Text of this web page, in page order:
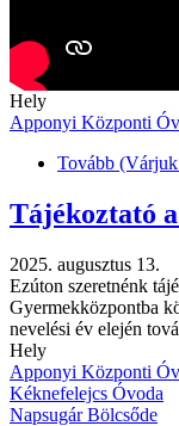
Hely
Apponyi Központi
Tovább (Várjuk
Tájékoztató
2025. augusztus 13.
Ezúton szeretnénk
Gyermekközpontba
nevelési év elején
Hely
Apponyi Központi
Kéknefelejcs Óvoda
Napsugár Bölcsőde